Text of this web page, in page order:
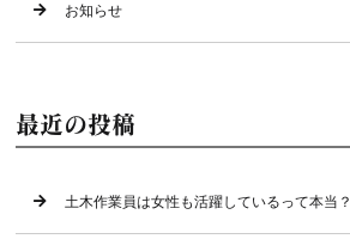
お知らせ
最近の投稿
土木作業員は女性も活躍しているって本当？